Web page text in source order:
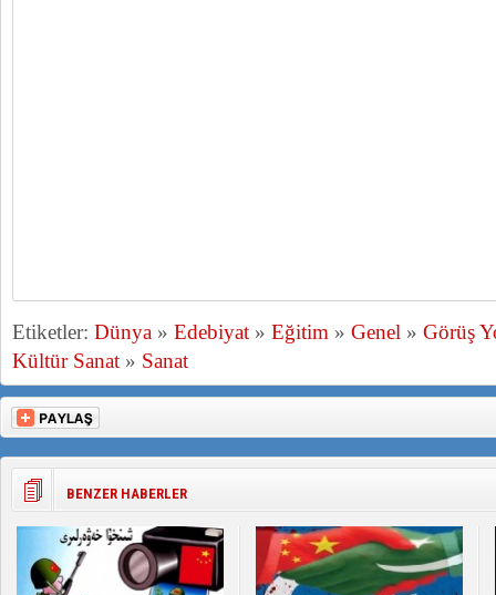
Etiketler: Dünya » Edebiyat » Eğitim » Genel » Görüş
Kültür Sanat » Sanat
BENZER HABERLER